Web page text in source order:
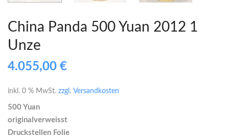
China Panda 500 Yuan 2012 1
Unze
4.055,00 €
inkl. 0 % MwSt. zzgl. Versandkosten
500 Yuan
originalverweisst
Druckstellen Folie